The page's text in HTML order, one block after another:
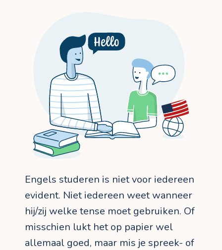
Engels studeren is niet voor iedereen
evident. Niet iedereen weet wanneer
hij/zij welke tense moet gebruiken. Of
misschien lukt het op papier wel
allemaal goed, maar mis je spreek- of